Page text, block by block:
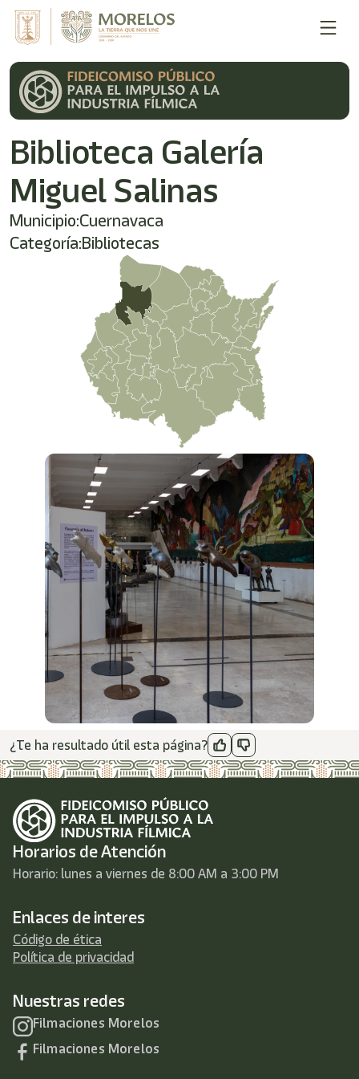
Biblioteca Galería
Miguel Salinas
Municipio:Cuernavaca
Categoría:Bibliotecas
¿Te ha resultado útil esta página?
Horarios de Atención
Horario: lunes a viernes de 8:00 AM a 3:00 PM
Enlaces de interes
Código de ética
Política de privacidad
Nuestras redes
Filmaciones Morelos
Filmaciones Morelos